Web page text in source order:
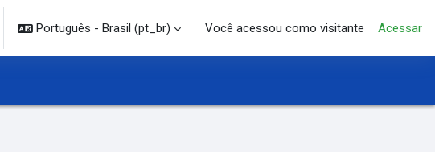
entrada de pesquisa
Português - Brasil ‎(pt_br)‎ Você acessou como visitante Acessar